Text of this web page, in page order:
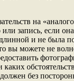
на
запись, если
и не была
вы можете не
без